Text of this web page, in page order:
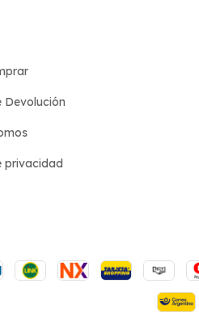
Devolución
privacidad